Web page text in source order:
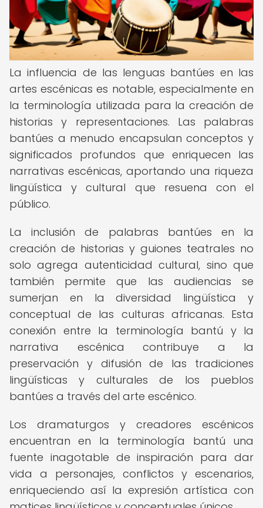
La influencia de las lenguas bantúes en las
artes escénicas es notable, especialmente en
la terminología utilizada para la creación de
historias y representaciones. Las palabras
bantúes a menudo encapsulan conceptos y
significados profundos que enriquecen las
narrativas escénicas, aportando una riqueza
lingüística y cultural que resuena con el
público.
La inclusión de palabras bantúes en la
creación de historias y guiones teatrales no
solo agrega autenticidad cultural, sino que
también permite que las audiencias se
sumerjan en la diversidad lingüística y
conceptual de las culturas africanas. Esta
conexión entre la terminología bantú y la
narrativa escénica contribuye a la
preservación y difusión de las tradiciones
lingüísticas y culturales de los pueblos
bantúes a través del arte escénico.
Los dramaturgos y creadores escénicos
encuentran en la terminología bantú una
fuente inagotable de inspiración para dar
vida a personajes, conflictos y escenarios,
enriqueciendo así la expresión artística con